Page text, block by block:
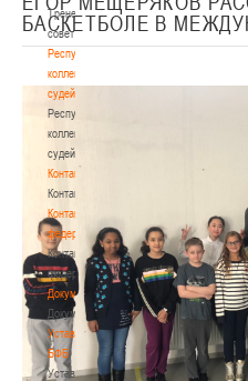
Тренерский
совет
Республиканская
коллегия
судей
Республиканская
коллегия
судей
Контакты
Контакты
Контакты
федерации
Контакты
федерации
Документы
Документы
Устав
БФБ
Устав
БАСКЕТБОЛЕ В